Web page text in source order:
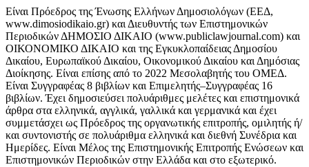
Είναι Πρόεδρος της Ένωσης Ελλήνων Δημοσιολόγων (ΕΕΔ,
www.dimosiodikaio.gr) και Διευθυντής των Επιστημονικών
Περιοδικών ΔΗΜΟΣΙΟ ΔΙΚΑΙΟ (www.publiclawjournal.com) και
ΟΙΚΟΝΟΜΙΚΟ ΔΙΚΑΙΟ και της Εγκυκλοπαίδειας Δημοσίου
Δικαίου, Ευρωπαϊκού Δικαίου, Οικονομικού Δικαίου και Δημόσιας
Διοίκησης. Είναι επίσης από το 2022 Μεσολαβητής του ΟΜΕΔ.
Είναι Συγγραφέας 8 βιβλίων και Επιμελητής–Συγγραφέας 16
βιβλίων. Έχει δημοσιεύσει πολυάριθμες μελέτες και επιστημονικά
άρθρα στα ελληνικά, αγγλικά, γαλλικά και γερμανικά και έχει
συμμετάσχει ως Πρόεδρος της οργανωτικής επιτροπής, ομιλητής ή/
και συντονιστής σε πολυάριθμα ελληνικά και διεθνή Συνέδρια και
Ημερίδες. Είναι Μέλος της Επιστημονικής Επιτροπής Ενώσεων και
Επιστημονικών Περιοδικών στην Ελλάδα και στο εξωτερικό.